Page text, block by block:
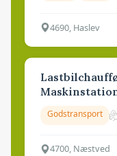
4690, Haslev
Godstransport
4700, Næstved